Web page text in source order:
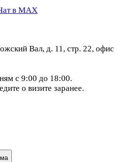
в МАХ
Вал, д. 11, стр. 22, офис
с 9:00 до 18:00.
о визите заранее.